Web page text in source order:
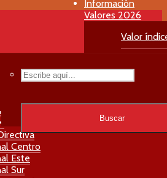
Información
Valores 2026
Valor
Menú Principal
Centro
Este
Sur
Buscar